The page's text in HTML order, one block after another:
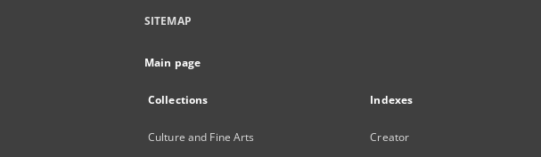
SITEMAP
Main page
Collections
Culture and Fine Arts
Indexes
Creator